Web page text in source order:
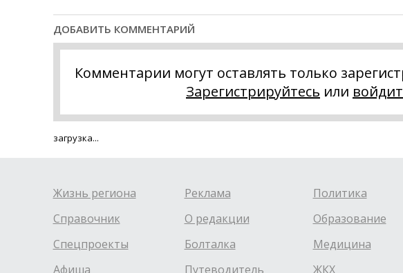
ДОБАВИТЬ КОММЕНТАРИЙ
Комментарии могут оставлять только
Зарегистрируйтесь или
загрузка...
Жизнь региона
Справочник
Спецпроекты
Афиша
Реклама
О редакции
Болталка
Путеводитель
Политика
Образование
Медицина
ЖКХ